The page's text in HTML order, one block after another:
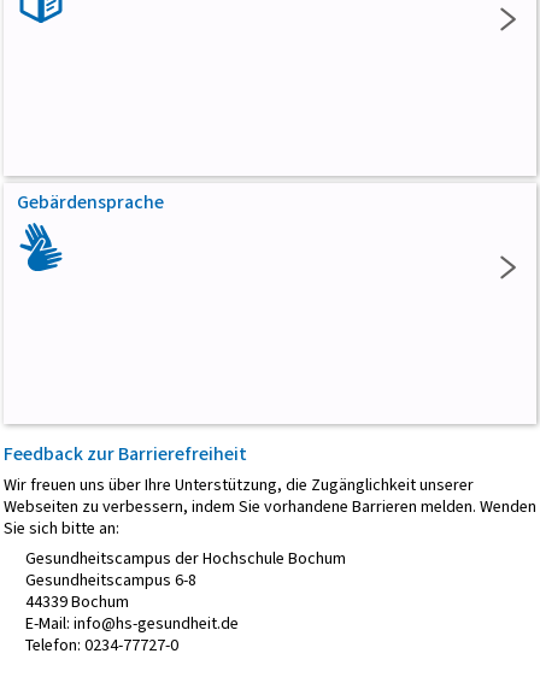
Gebärdensprache
Feedbackzur Barrierefreiheit
Wir freuen uns über Ihre Unterstützung, die Zugänglichkeit unserer
Webseiten zu verbessern, indem Sie vorhandene Barrieren melden. Wenden
Sie sich bitte an:
Gesundheitscampus der Hochschule Bochum
Gesundheitscampus 6-8
44339 Bochum
E-Mail: info@hs-gesundheit.de
Telefon: 0234-77727-0